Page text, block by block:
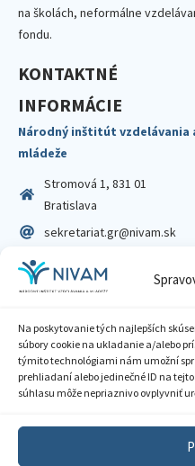
Na poskytovanie tých najlepších
súbory cookie na ukladanie a/alebo
týmito technológiami nám umožní
prehliadaní alebo jedinečné ID na
súhlasu môže nepriaznivo ovplyvniť
na školách, neformálne
fondu.
KONTAKTNÉ
INFORMÁCIE
Národný inštitút vzdelávania
mládeže
Stromová 1, 831 01
Bratislava
sekretariat.gr@nivam.sk
IČO: 00164348
DIČ: 2020798714
Zásady